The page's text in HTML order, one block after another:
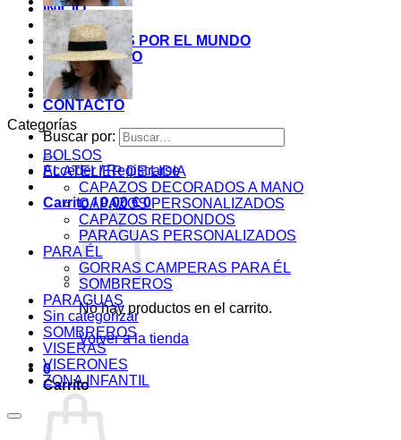
INICIO
TIENDA
MIS COSITAS POR EL MUNDO
EL COMIENZO
BLOG
PAGOS
CONTACTO
Buscar por:
Acceder / Registrarse
Carrito /0,00€ 0
No hay productos en el carrito.
Volver a la tienda
0
Carrito
Categorías
BOLSOS
EL ATELIER DE LIDIA
CAPAZOS DECORADOS A MANO
CAPAZOS PERSONALIZADOS
CAPAZOS REDONDOS
PARAGUAS PERSONALIZADOS
PARA ÉL
GORRAS CAMPERAS PARA ÉL
SOMBREROS
PARAGUAS
Sin categorizar
SOMBREROS
VISERAS
VISERONES
ZONA INFANTIL